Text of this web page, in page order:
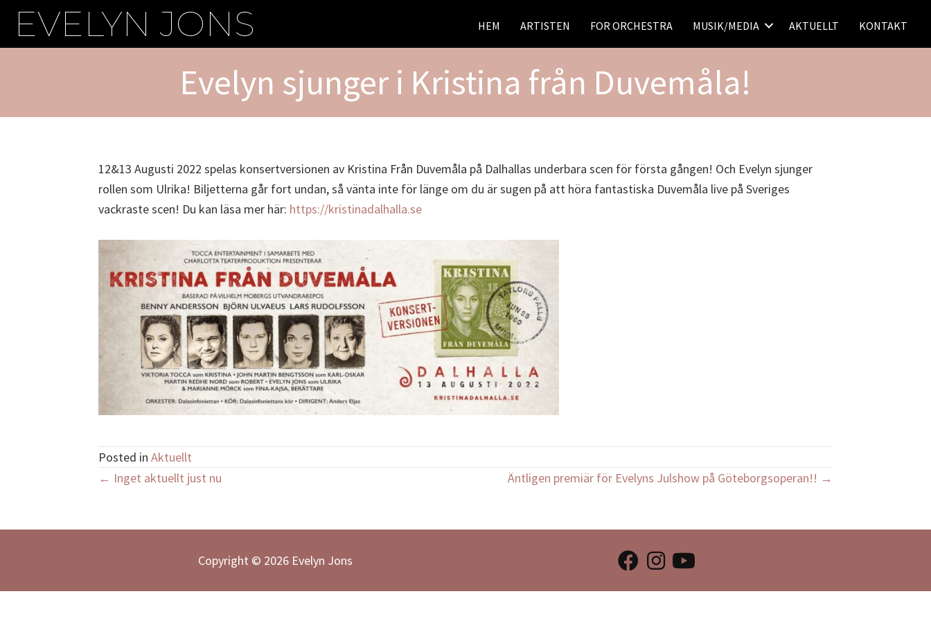
Hoppa
huvudinnehåll
EVELYN JONS HEM ARTISTEN FOR ORCHESTRA MUSIK/MEDIA AKTUELLT KONTAKT
Evelyn sjunger i Kristina från Duvemåla!
12&13 Augusti 2022 spelas konsertversionen av Kristina Från Duvemåla på Dalhallas underbara scen för första gången! Och Evelyn sjunger
rollen som Ulrika! Biljetterna går fort undan, så vänta inte för länge om du är sugen på att höra fantastiska Duvemåla live på Sveriges
vackraste scen! Du kan läsa mer här: https://kristinadalhalla.se
Posted in Aktuellt
Posts
← Inget aktuellt just nu Äntligen premiär för Evelyns Julshow på Göteborgsoperan!! →
Copyright © 2026 Evelyn Jons